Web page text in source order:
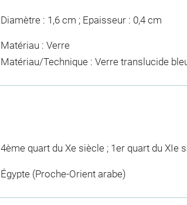
Diamètre : 1,6 cm ; Epaisseur : 0,4 cm
Matériau : Verre
Matériau/Technique : Verre translucide
4ème quart du Xe siècle ; 1er quart du XIe
Égypte (Proche-Orient arabe)